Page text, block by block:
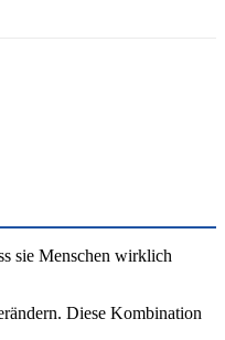
sie Menschen wirklich
Diese Kombination